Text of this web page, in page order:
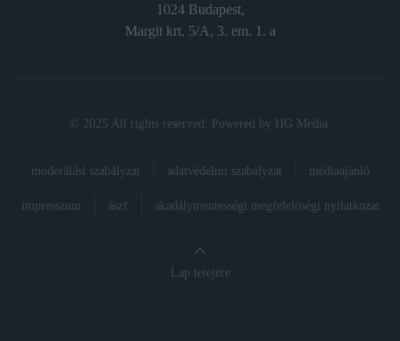
1024 Budapest,
Margit krt. 5/A, 3. em. 1. a
© 2025 All rights reserved. Powered by HG Media
moderálási szabályzat adatvédelmi szabályzat médiaajánló
impresszum ászf akadálymentességi megfelelőségi nyilatkozat
Lap tetejére